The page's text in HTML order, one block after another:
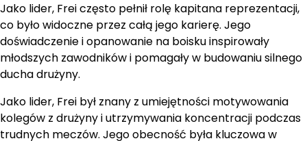
Jako lider, Frei często pełnił rolę kapitana reprezentacji,
co było widoczne przez całą jego karierę. Jego
doświadczenie i opanowanie na boisku inspirowały
młodszych zawodników i pomagały w budowaniu silnego
ducha drużyny.
Jako lider, Frei był znany z umiejętności motywowania
kolegów z drużyny i utrzymywania koncentracji podczas
trudnych meczów. Jego obecność była kluczowa w